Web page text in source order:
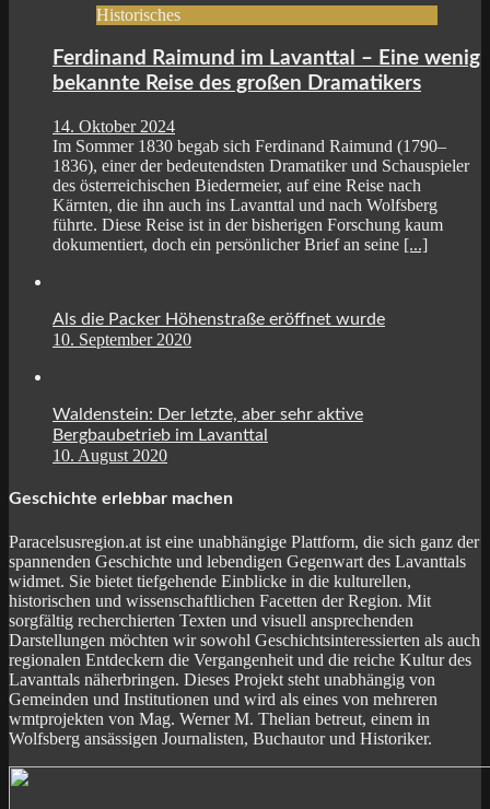
Historisches
Ferdinand Raimund im Lavanttal – Eine wenig
bekannte Reise des großen Dramatikers
14. Oktober 2024
Im Sommer 1830 begab sich Ferdinand Raimund (1790–
1836), einer der bedeutendsten Dramatiker und Schauspieler
des österreichischen Biedermeier, auf eine Reise nach
Kärnten, die ihn auch ins Lavanttal und nach Wolfsberg
führte. Diese Reise ist in der bisherigen Forschung kaum
dokumentiert, doch ein persönlicher Brief an seine [...]
Als die Packer Höhenstraße eröffnet wurde
10. September 2020
Waldenstein: Der letzte, aber sehr aktive
Bergbaubetrieb im Lavanttal
10. August 2020
Geschichte erlebbar machen
Paracelsusregion.at ist eine unabhängige Plattform, die sich ganz der
spannenden Geschichte und lebendigen Gegenwart des Lavanttals
widmet. Sie bietet tiefgehende Einblicke in die kulturellen,
historischen und wissenschaftlichen Facetten der Region. Mit
sorgfältig recherchierten Texten und visuell ansprechenden
Darstellungen möchten wir sowohl Geschichtsinteressierten als auch
regionalen Entdeckern die Vergangenheit und die reiche Kultur des
Lavanttals näherbringen. Dieses Projekt steht unabhängig von
Gemeinden und Institutionen und wird als eines von mehreren
wmtprojekten von Mag. Werner M. Thelian betreut, einem in
Wolfsberg ansässigen Journalisten, Buchautor und Historiker.